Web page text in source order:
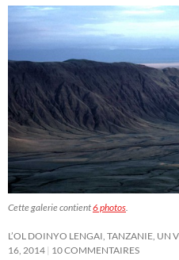
Cette galerie contient6 photos.
L’OL DOINYO LENGAI, TANZANIE,
16, 2014 10 COMMENTAIRES